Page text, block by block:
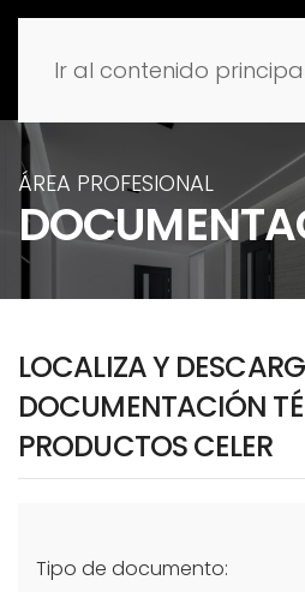
Ir al contenido
ÁREA PROFESIONAL
LOCALIZA Y
DOCUMENTACIÓN
PRODUCTOS CELER
Tipo de documento: